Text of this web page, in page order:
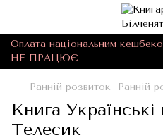
Оплата національним
НЕ ПРАЦЮЄ
Ранній розвиток Ранній
Книга
Телесик